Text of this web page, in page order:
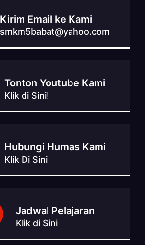
Kirim Email ke Kami
smkm5babat@yahoo.com
Tonton Youtube Kami
Klik di Sini!
Hubungi Humas Kami
Klik Di Sini
Jadwal Pelajaran
Klik di Sini